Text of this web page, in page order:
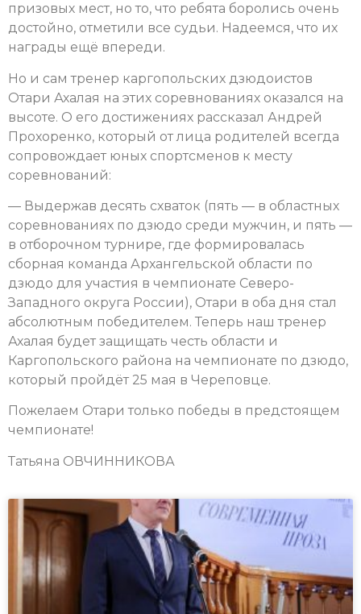
призовых мест, но то, что ребята боролись очень
достойно, отметили все судьи. Надеемся, что их
награды ещё впереди.
Но и сам тренер каргопольских дзюдоистов
Отари Ахалая на этих соревнованиях оказался на
высоте. О его достижениях рассказал Андрей
Прохоренко, который от лица родителей всегда
сопровождает юных спортсменов к месту
соревнований:
— Выдержав десять схваток (пять — в областных
соревнованиях по дзюдо среди мужчин, и пять —
в отборочном турнире, где формировалась
сборная команда Архангельской области по
дзюдо для участия в чемпионате Северо-
Западного округа России), Отари в оба дня стал
абсолютным победителем. Теперь наш тренер
Ахалая будет защищать честь области и
Каргопольского района на чемпионате по дзюдо,
который пройдёт 25 мая в Череповце.
Пожелаем Отари только победы в предстоящем
чемпионате!
Татьяна ОВЧИННИКОВА